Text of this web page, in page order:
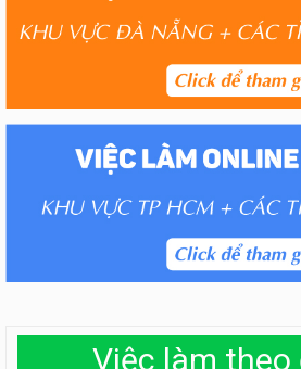
Việc làm theo